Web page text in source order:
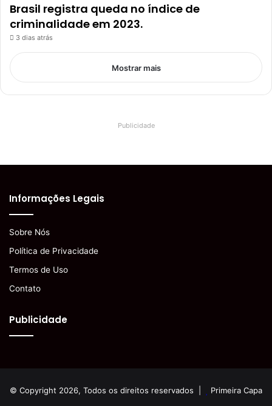
Brasil registra queda no índice de
criminalidade em 2023.
3 dias atrás
Mostrar mais
Publicidade
Informações Legais
Sobre Nós
Política de Privacidade
Termos de Uso
Contato
Publicidade
© Copyright 2026, Todos os direitos reservados | Primeira Capa